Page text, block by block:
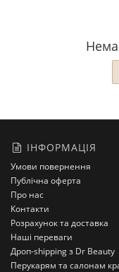
ІНФОРМАЦІЯ
Умови повернення
Публічна оферта
Про нас
Контакти
Розрахунок та доставка
Наші переваги
Дроп-shipping з Dr Beauty
Перукарям та салонам